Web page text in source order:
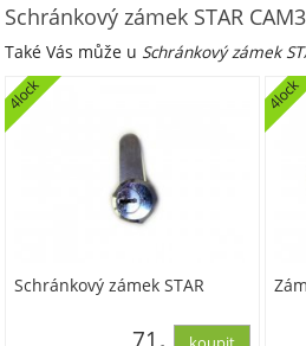
Schránkový zámek STAR
Také Vás může u Schránkový zámek
Schránkový zámek STAR
4lock
71
4lock